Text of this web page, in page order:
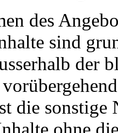
des
sind
der
die sonstige
ohne